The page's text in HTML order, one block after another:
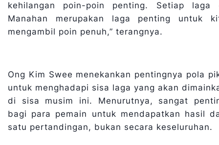
kehilangan poin-poin penting. Setiap laga
Manahan merupakan laga penting untuk
mengambil poin penuh,” terangnya.
Ong Kim Swee menekankan pentingnya pola
untuk menghadapi sisa laga yang akan
di sisa musim ini. Menurutnya, sangat
bagi para pemain untuk mendapatkan hasil
satu pertandingan, bukan secara keseluruhan.